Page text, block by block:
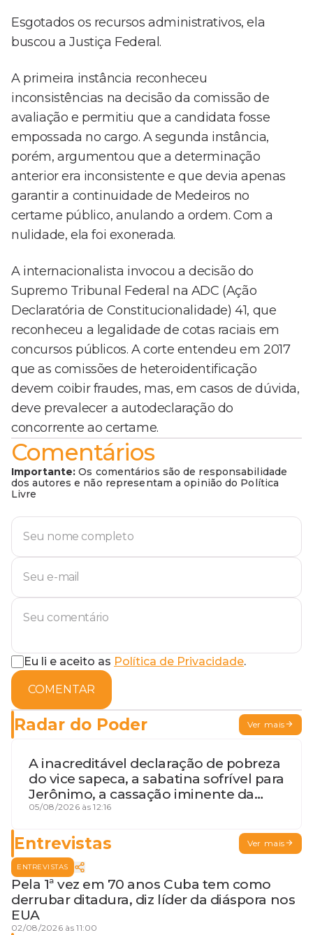
Esgotados os recursos administrativos, ela
buscou a Justiça Federal.
A primeira instância reconheceu
inconsistências na decisão da comissão de
avaliação e permitiu que a candidata fosse
empossada no cargo. A segunda instância,
porém, argumentou que a determinação
anterior era inconsistente e que devia apenas
garantir a continuidade de Medeiros no
certame público, anulando a ordem. Com a
nulidade, ela foi exonerada.
A internacionalista invocou a decisão do
Supremo Tribunal Federal na ADC (Ação
Declaratória de Constitucionalidade) 41, que
reconheceu a legalidade de cotas raciais em
concursos públicos. A corte entendeu em 2017
que as comissões de heteroidentificação
devem coibir fraudes, mas, em casos de dúvida,
deve prevalecer a autodeclaração do
concorrente ao certame.
Comentários
Importante: Os comentários são de responsabilidade
dos autores e não representam a opinião do Política
Livre
Eu li e aceito as Política de Privacidade.
COMENTAR
Radar do Poder Ver mais
A inacreditável declaração de pobreza
do vice sapeca, a sabatina sofrível para
Jerônimo, a cassação iminente da
desembargadora e a vaga do Quinto
05/08/2026 às 12:16
Entrevistas Ver mais
ENTREVISTAS
Pela 1ª vez em 70 anos Cuba tem como
derrubar ditadura, diz líder da diáspora nos
EUA
02/08/2026 às 11:00